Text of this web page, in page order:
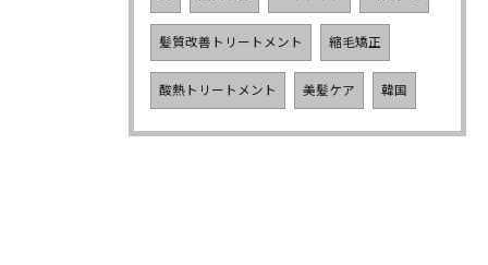
髪質改善トリートメント 縮毛矯正
酸熱トリートメント 美髪ケア 韓国